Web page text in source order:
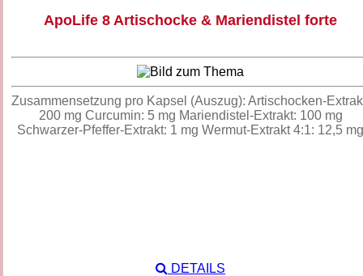
ApoLife 8 Artischocke & Mariendistel forte
Zusammensetzung pro Kapsel (Auszug): Artischocken-
200 mg Curcumin: 5 mg Mariendistel-Extrakt: 100 mg
Schwarzer-Pfeffer-Extrakt: 1 mg Wermut-Extrakt 4:1: 12,5 mg
DETAILS